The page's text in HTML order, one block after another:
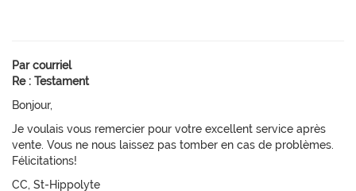
Par courriel
Re : Testament
Bonjour,
Je voulais vous remercier pour votre excellent service après
vente. Vous ne nous laissez pas tomber en cas de problèmes.
Félicitations!
CC, St-Hippolyte